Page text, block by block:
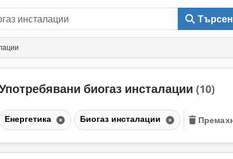
биогаз инсталации (10)
Енергетика Биогаз инсталации